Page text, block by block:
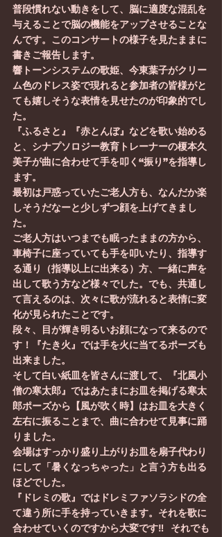
普段慣れない動きをして、脳に適度な混乱を
与えることで脳の機能をアップさせることな
んです。このコンサートの様子を見たままに
書きご報告します。
響トーンシステムの歌姫、今東葉子がクリー
ム色のドレス姿で現れると参加者の皆様がと
ても嬉しそうな表情を見せたのが印象的でし
た。
『ふるさと』『赤とんぼ』などを歌い始める
と、シナプソロジー教育トレーナーの榎本久
美子が曲に合わせて手を叩く“振り”を指導し
ます。
最初は戸惑っていたご老人方も、なんだか楽
しそうだなーと少しずつ顔を上げてきまし
た。
ご老人方はいつまでも眠ったままの方から、
車椅子に座っていても手を叩いたり、指導す
る通り（指導以上に出来る）方、一緒に声を
出して歌う方など様々でした。でも、共通し
て言えるのは、次々に歌が流れると表情に変
化が見られたことです。
段々、目が輝き明るいお顔になって来るので
す！『たき火』では手を火に当てるポーズも
出来ました。
そして白い紙皿を皆さんに渡して、『北風小
僧の寒太郎』ではあたまにお皿を掲げる寒太
郎ポーズから【風が吹く時】はお皿を大きく
左右に振ることまで、曲に合わせて見事に踊
りました。
会場はすっかり盛り上がりお皿を扇子代わり
にして「暑くなっちゃった」と言う方も出る
ほどでした。
『ドレミの歌』ではドレミファソラシドの全
て違う所に手を持っていきます。それを歌に
合わせていくのですから大変です‼️  それでも